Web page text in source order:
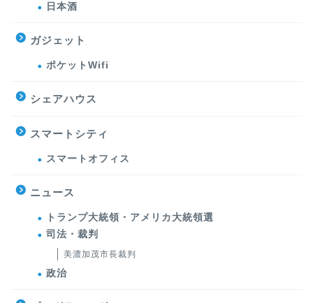
日本酒
ガジェット
ポケットWifi
シェアハウス
スマートシティ
スマートオフィス
ニュース
トランプ大統領・アメリカ大統領選
司法・裁判
美濃加茂市長裁判
政治